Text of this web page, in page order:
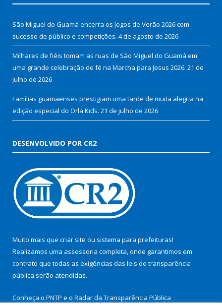
São Miguel do Guamá encerra os Jogos de Verão 2026 com
sucesso de público e competições. 4 de agosto de 2026
Milhares de fiéis tomam as ruas de São Miguel do Guamá em
uma grande celebração de fé na Marcha para Jesus 2026. 21 de
julho de 2026
Famílias guamaenses prestigiam uma tarde de muita alegria na
edição especial do Orla Kids. 21 de julho de 2026
DESENVOLVIDO POR CR2
Muito mais que criar site ou sistema para prefeituras!
Realizamos uma assessoria completa, onde garantimos em
contrato que todas as exigências das leis de transparência
pública serão atendidas.
Conheça o PNTP e o Radar da Transparência Pública